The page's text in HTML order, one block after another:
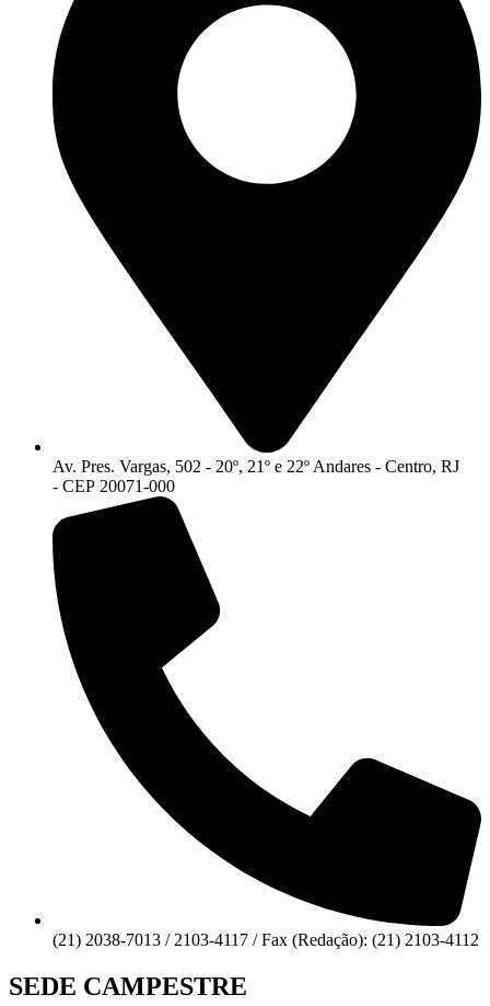
Av. Pres. Vargas, 502 - 20º, 21º e 22º Andares - Centro, RJ
- CEP 20071-000
(21) 2038-7013 / 2103-4117 / Fax (Redação): (21) 2103-4112
SEDE CAMPESTRE